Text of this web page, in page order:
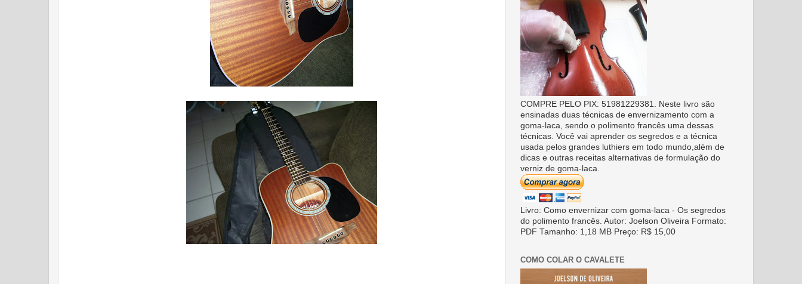
COMPRE PELO PIX: 51981229381. Neste livro são
ensinadas duas técnicas de envernizamento com a
goma-laca, sendo o polimento francês uma dessas
técnicas. Você vai aprender os segredos e a técnica
usada pelos grandes luthiers em todo mundo,além de
dicas e outras receitas alternativas de formulação do
verniz de goma-laca.
Livro: Como envernizar com goma-laca - Os segredos
do polimento francês. Autor: Joelson Oliveira Formato:
PDF Tamanho: 1,18 MB Preço: R$ 15,00
COMO COLAR O CAVALETE